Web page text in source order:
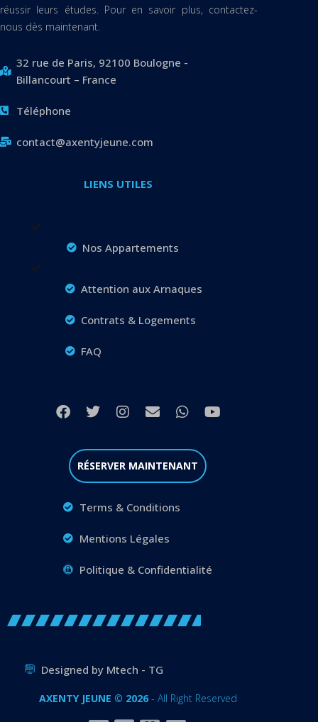
réussir leurs études. Pour en savoir plus, contactez-
nous dès maintenant.
32 rue de Paris, 92100 Boulogne -
Billancourt – France
Téléphone
contact@axentyjeune.com
LIENS UTILES
Nos Appartements
Attention aux Arnaques
Contrats & Logements
FAQ
RÉSERVER MAINTENANT
Terms & Conditions
Mentions Légales
Politique & Confidentialité
Designed by Mtech - TG
AXENTY JEUNE © 2026- All Right Reserved